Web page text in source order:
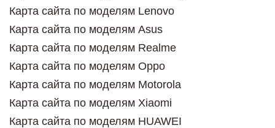
Карта сайта по моделям Lenovo
Карта сайта по моделям Asus
Карта сайта по моделям Realme
Карта сайта по моделям Oppo
Карта сайта по моделям Motorola
Карта сайта по моделям Xiaomi
Карта сайта по моделям HUAWEI